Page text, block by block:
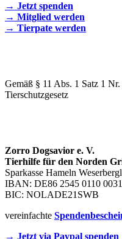
→ Jetzt spenden
→ Mitglied werden
→ Tierpate werden
Gemäß § 11 Abs. 1 Satz 1
Tierschutzgesetz
Zorro Dogsavior e. V.
Tierhilfe für den Norden
Sparkasse Hameln
IBAN: DE86 2545 0110
BIC: NOLADE21SWB
vereinfachte
→ Jetzt via Paypal spenden